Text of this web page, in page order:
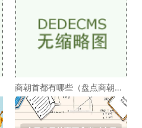
商朝首都有哪些（盘点商朝的
十几个首都）